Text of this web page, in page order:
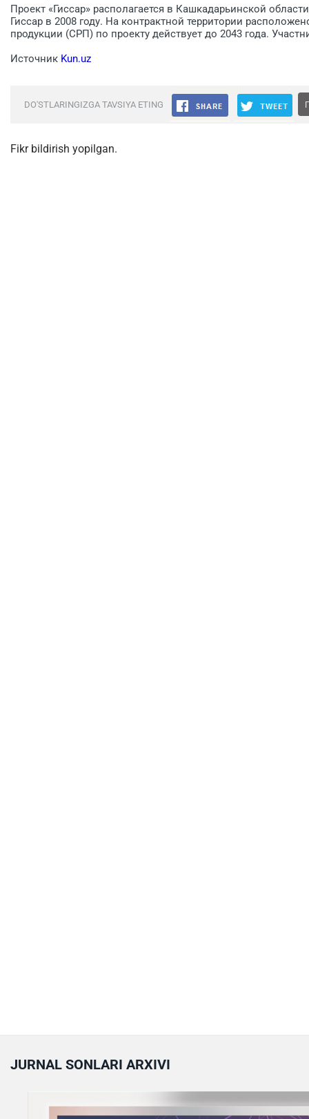
Проект «Гиссар» располагается в Кашкадарьинской
Гиссар в 2008 году. На контрактной территории
продукции (СРП) по проекту действует до 2043 года.
Источник Kun.uz
DO'STLARINGIZGA TAVSIYA ETING
Fikr bildirish yopilgan.
JURNAL SONLARI ARXIVI